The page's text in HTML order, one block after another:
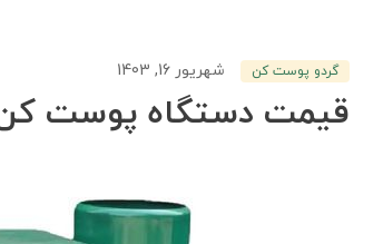
گردو پوست کن شهریور 16, 1403
قیمت دستگاه پوست کن